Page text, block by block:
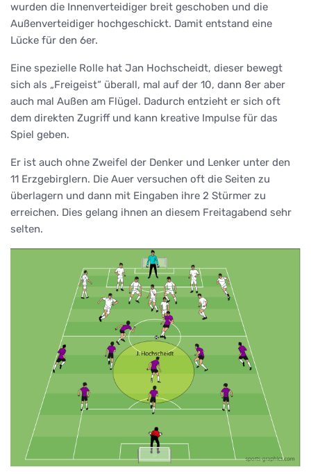
wurden die Innenverteidiger breit geschoben und die
Außenverteidiger hochgeschickt. Damit entstand eine
Lücke für den 6er.
Eine spezielle Rolle hat Jan Hochscheidt, dieser bewegt
sich als „Freigeist“ überall, mal auf der 10, dann 8er aber
auch mal Außen am Flügel. Dadurch entzieht er sich oft
dem direkten Zugriff und kann kreative Impulse für das
Spiel geben.
Er ist auch ohne Zweifel der Denker und Lenker unter den
11 Erzgebirglern. Die Auer versuchen oft die Seiten zu
überlagern und dann mit Eingaben ihre 2 Stürmer zu
erreichen. Dies gelang ihnen an diesem Freitagabend sehr
selten.